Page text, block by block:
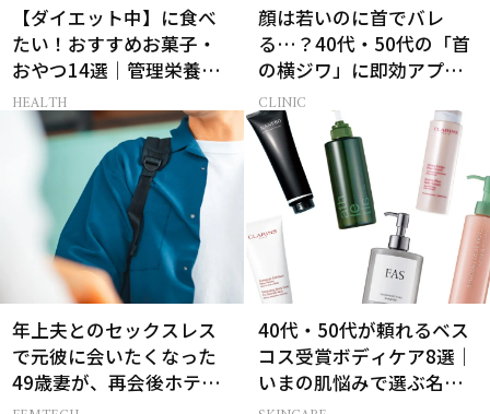
【ダイエット中】に食べ
たい！おすすめお菓子・
おやつ14選｜管理栄養士
監修
HEALTH
顔は若いのに首でバレ
る…？40代・50代の「首
の横ジワ」に即効アプロ
ーチする最新美容医療と
は
CLINIC
年上夫とのセックスレス
で元彼に会いたくなった
49歳妻が、再会後ホテル
に誘われて感じた幻滅
40代・50代が頼れるベス
コス受賞ボディケア8選｜
いまの肌悩みで選ぶ名品
まとめ